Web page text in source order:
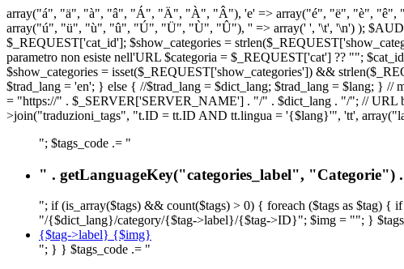
array("á", "ä", "à", "â", "Á", "Ä", "À", "Â"), 'e' => array("é", "ë", "è",
array("ú", "ü", "ù", "û", "Ú", "Ü", "Ù", "Û"), '' => array(' ', '\t', '\n') );
$_REQUEST['cat_id']; $show_categories =
parametro non esiste nell'URL $categoria = $_REQUEST['cat'] ?? "";
$show_categories = isset($_REQUEST['show_categories']) &&
$trad_lang = 'en'; } else { //$trad_lang = $dict_lang; $trad_lang = $lang; } //
= "https://" . $_SERVER['SERVER_NAME'] . "/" . $dict_lang . "/"; // URL
>join("traduzioni_tags", "t.ID = tt.ID AND tt.lingua = '{$lang}'", 'tt',
"; $tags_code .= "
" . getLanguageKey("categories_label", "Categorie")
"; if (is_array($tags) && count($tags) > 0) { foreach ($tags as $tag)
"/{$dict_lang}/category/{$tag->label}/{$tag->ID}"; $img = ""; }
{$tag->label} {$img}
"; } } $tags_code .= "